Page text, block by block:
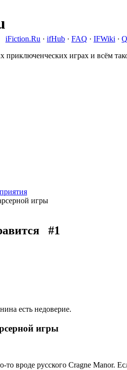
iFiction.Ru · ifHub · FAQ · IFWiki ·
приключенческих играх и всём
игры
#1
есть недоверие.
игры
то вроде русского Cragne Manor.